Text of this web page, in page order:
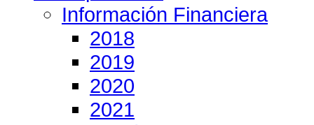
Información Financiera
2018
2019
2020
2021